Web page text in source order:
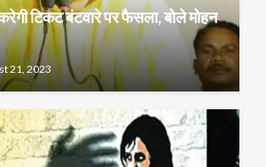
टिकट बंटवारे पर फैसला, बोले मोहन
21, 2023